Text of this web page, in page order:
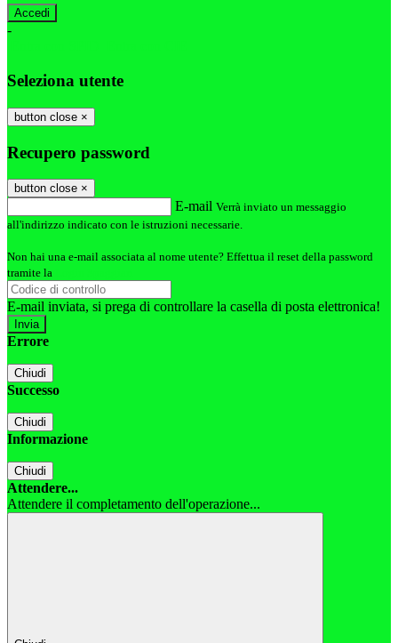
-
Seleziona utente
button close ×
Recupero password
button close ×
E-mail Verrà inviato un messaggio
all'indirizzo indicato con le istruzioni necessarie.
Non hai una e-mail associata al nome utente? Effettua il reset della password
tramite la
E-mail inviata, si prega di controllare la casella di posta elettronica!
Errore
Chiudi
Successo
Chiudi
Informazione
Chiudi
Attendere...
Attendere il completamento dell'operazione...